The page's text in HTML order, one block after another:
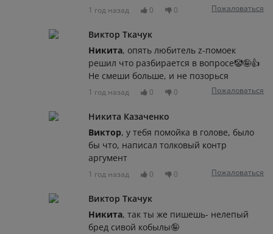
1 год назад 0 0 Пожаловаться
Виктор Ткачук
Никита, опять любитель z-помоек
решил что разбирается в вопросе🤡🤪👍
Не смеши больше, и не позорься
1 год назад 0 0 Пожаловаться
Никита Казаченко
Виктор, у тебя помойка в голове, было
бы что, написал толковый контр
аргумент
1 год назад 0 0 Пожаловаться
Виктор Ткачук
Никита, так ты же пишешь- нелепый
бред сивой кобылы🤪